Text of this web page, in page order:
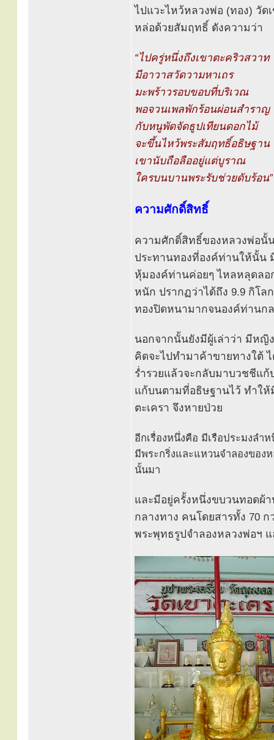
ไปแวะไหว้หลวงพ่อ (ทอง) วัด
หล่อด้วยสัมฤทธิ์ ดังความว่า
“ไปครู่หนึ่งถึงเขาตะคริวสวาท
มีอาวาสวัดวามหาเถร
มะพร้าวรอบขอบที่บริเวณ
พอจวนเพลพักร้อนผ่อนสำราญ
กับหนูพัดจัดธูปเทียนดอกไม้
จะขึ้นไหว้พระสัมฤทธิ์อธิษฐาน
เขานับถือลืออยู่แต่บูราณ
ใครบนบานพระรับช่วยดับร้อน”
ความศักดิ์สิทธิ์
ความศักดิ์สิทธิ์ของหลวงพ่อนั้
ประทานทองที่องค์ท่านให้นั้น
หุ้มองค์ท่านค่อยๆ ไหลหลุดลอ
หนัก ปรากฏว่าได้ถึง 9.9 กิโ
ทองปิดหนามากจนองค์ท่านก
นอกจากนั้นยังมีผู้เล่าว่า มีห
คิดจะไปทำมาค้าขายทางใต้
ร่ำรวยแล้วจะกลับมาบวชชีแ
แก้บนตามที่อธิษฐานไว้ ทำให้
ตะเครา จึงหายป่วย
อีกเรื่องหนึ่งคือ มีเรือประมงลำ
มีพระกริ่งและแหวนจำลองของ
นั้นมา
และมีอยู่ครั้งหนึ่งขบวนทอดผ้
กลางทาง คนโดยสารทั้ง 70
พระพุทธรูปจำลองหลวงพ่อฯ